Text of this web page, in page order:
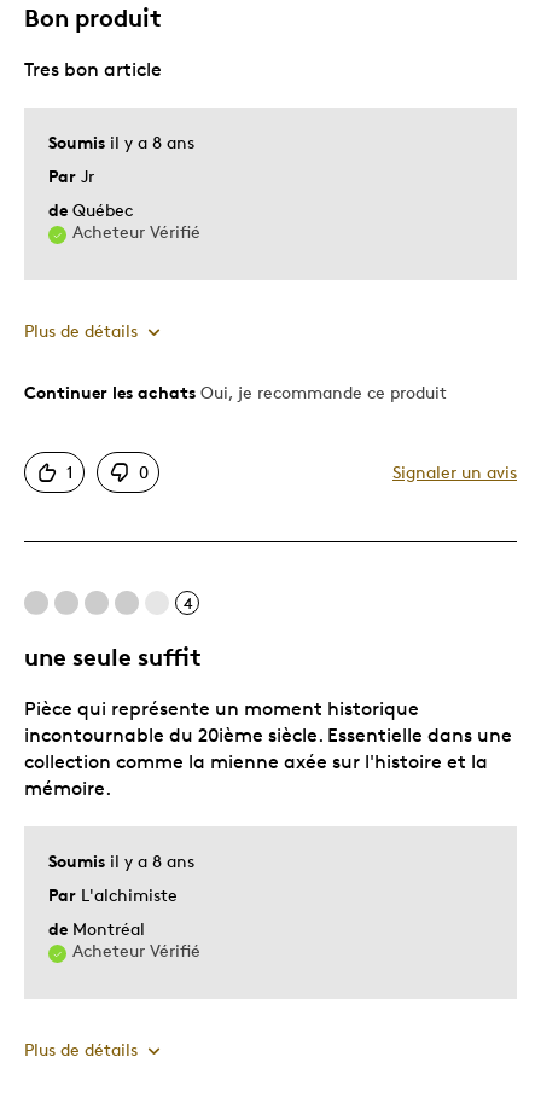
Bon produit
Soumis il y a 8 ans
Par Jr
de Québec
Acheteur Vérifié
Tres bon article
Plus de détails
Le pour
Motif attrayant
Très bonne qualité
Continuer les achats Oui, je recommande ce produit
1 0 Signaler un avis
4
une seule suffit
Soumis il y a 8 ans
Par L'alchimiste
de Montréal
Acheteur Vérifié
Pièce qui représente un moment historique
incontournable du 20ième siècle. Essentielle dans une
collection comme la mienne axée sur l'histoire et la
mémoire.
Plus de détails